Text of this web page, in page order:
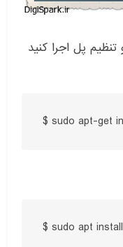
تنظیم پل اجرا کنید
$ sudo apt-get
$ sudo apt